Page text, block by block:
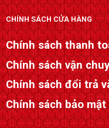
CHÍNH SÁCH CỬA HÀNG
Chính sách thanh
Chính sách vận
Chính sách đổi trả
Chính sách bảo